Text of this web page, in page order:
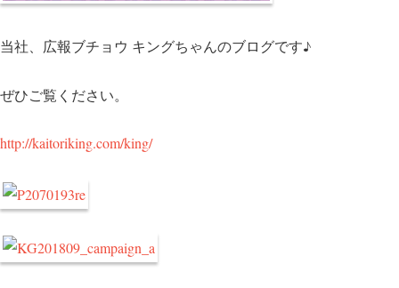
当社、広報ブチョウ キングちゃんのブログです♪
ぜひご覧ください。
http://kaitoriking.com/king/